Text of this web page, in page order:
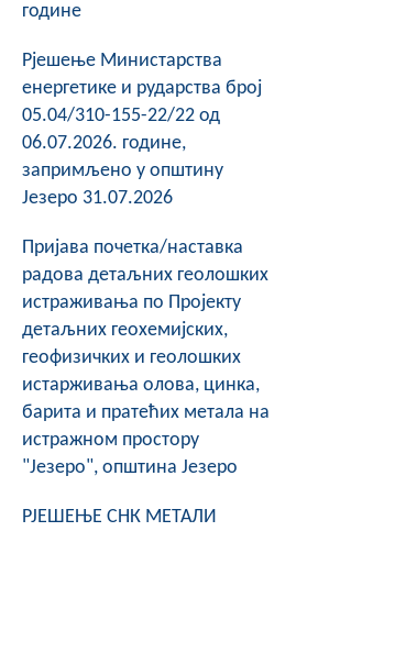
године
Рјешење Министарства
енергетике и рударства број
05.04/310-155-22/22 од
06.07.2026. године,
запримљено у општину
Језеро 31.07.2026
Пријава почетка/наставка
радова детаљних геолошких
истраживања по Пројекту
детаљних геохемијских,
геофизичких и геолошких
истарживања олова, цинка,
барита и пратећих метала на
истражном простору
"Језеро", општина Језеро
РЈЕШЕЊЕ СНК МЕТАЛИ